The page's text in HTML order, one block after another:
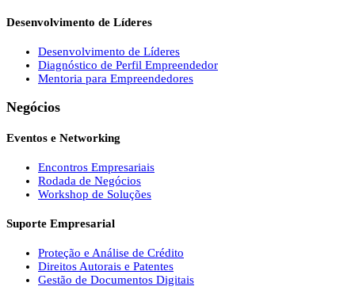
Desenvolvimento de Líderes
Desenvolvimento de Líderes
Diagnóstico de Perfil Empreendedor
Mentoria para Empreendedores
Negócios
Eventos e Networking
Encontros Empresariais
Rodada de Negócios
Workshop de Soluções
Suporte Empresarial
Proteção e Análise de Crédito
Direitos Autorais e Patentes
Gestão de Documentos Digitais